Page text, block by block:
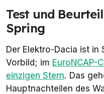
Test und
Spring
Der Elektro-Dacia ist in
Vorbild; im EuroNCAP-
einzigen Stern. Das
Hauptnachteilen des